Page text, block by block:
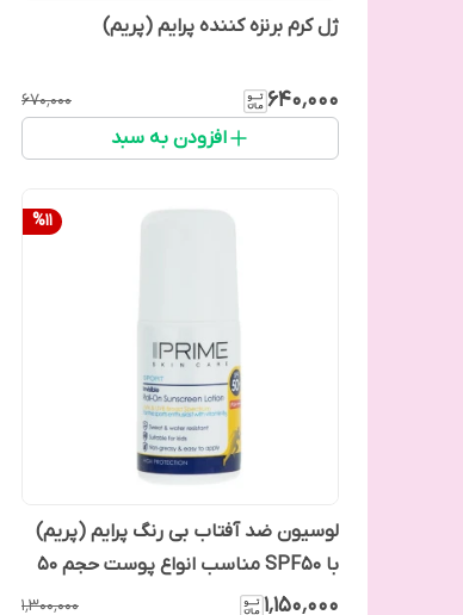
ژل کرم برنزه کننده پرایم (پریم)
۶۴۰٬۰۰۰ ۶۷۰٬۰۰۰
افزودن به سبد
%11
لوسیون ضد آفتاب بی رنگ پرایم (پریم)
با SPF50 مناسب انواع پوست حجم 50
میل
۱٬۱۵۰٬۰۰۰ ۱٬۳۰۰٬۰۰۰